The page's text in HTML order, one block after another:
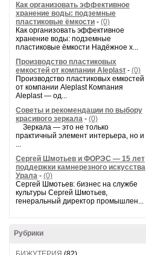
Как организовать эффективное
хранение воды: подземные
пластиковые ёмкости - (0)
Как организовать эффективное
хранение воды: подземные
пластиковые ёмкости Надёжное х...
Производство пластиковых
емкостей от компании Aleplast - (0)
Производство пластиковых емкостей
от компании Aleplast Компания
Aleplast — од...
Советы и рекомендации по выбору
красивого зеркала - (0)
Зеркала — это не только
практичный элемент интерьера, но и
...
Сергей Шмотьев и ФОРЭС — 15 лет
поддержки камнерезного искусства
Урала - (0)
Сергей Шмотьев: бизнес на службе
культуры Сергей Шмотьев,
генеральный директор промышлен...
Рубрики